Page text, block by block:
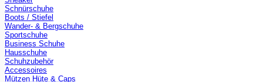
Schnürschuhe
Boots / Stiefel
Wander- & Bergschuhe
Sportschuhe
Business Schuhe
Hausschuhe
Schuhzubehör
Accessoires
Mützen Hüte & Caps